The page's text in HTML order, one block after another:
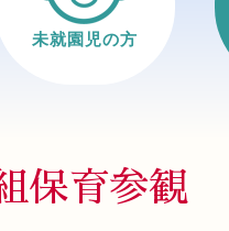
未就園児の方
保育参観